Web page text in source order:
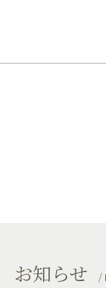
お知らせ